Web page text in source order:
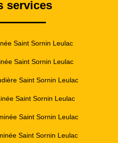
services
Saint Sornin Leulac
Saint Sornin Leulac
Saint Sornin Leulac
Saint Sornin Leulac
Saint Sornin Leulac
Saint Sornin Leulac